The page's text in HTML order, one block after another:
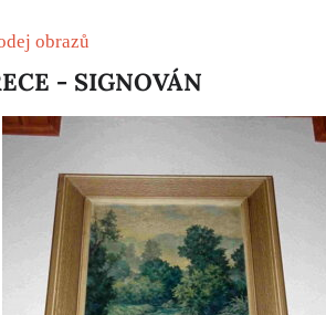
obrazů
- SIGNOVÁN